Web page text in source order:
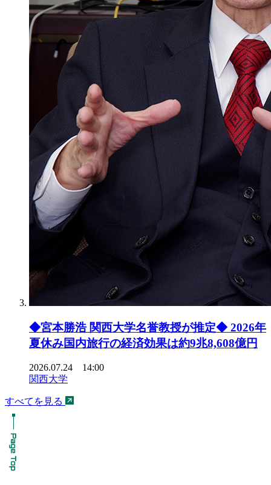
◆宮本勝浩 関西大学名誉教授が推定◆ 2026年
夏休み国内旅行の経済効果は約9兆8,608億円
2026.07.24 14:00
関西大学
すべてを見る